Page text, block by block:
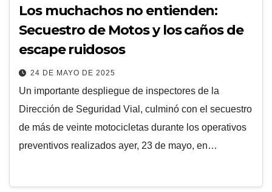
Los muchachos no entienden:
Secuestro de Motos y los caños de
escape ruidosos
24 DE MAYO DE 2025
Un importante despliegue de inspectores de la
Dirección de Seguridad Vial, culminó con el secuestro
de más de veinte motocicletas durante los operativos
preventivos realizados ayer, 23 de mayo, en…